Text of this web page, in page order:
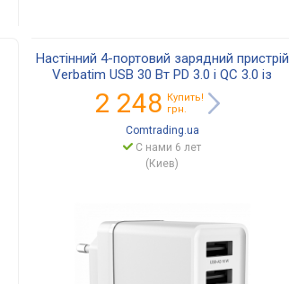
Настінний 4-портовий зарядний пристрій
Verbatim USB 30 Вт PD 3.0 і QC 3.0 із
фіксованою вилкою ЄС (білий) 49701
2 248 Купить!
грн.
Comtrading.ua
С нами 6 лет
(Киев)